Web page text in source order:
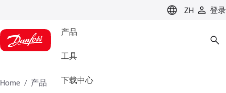
ZH 登录
产品
工具
下载中心
Home 产品
氣候方案事業部供熱業務